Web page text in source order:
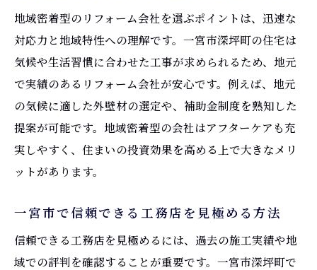
地域密着型のリフォーム会社を選ぶポイントは、迅速な
対応力と地域特性への理解です。一宮市深坪町の住宅は
気候や生活習慣に合わせた工事が求められるため、地元
で実績のあるリフォーム会社が安心です。例えば、地元
の気候に適した外壁材の選定や、補助金制度を熟知した
提案が可能です。地域密着型の会社はアフターケアも充
実しやすく、住まいの投資効果を高める上で大きなメリ
ットがあります。
一宮市で信頼できる工務店を見極める方法
信頼できる工務店を見極めるには、過去の施工実績や地
域での評判を確認することが重要です。一宮市深坪町で